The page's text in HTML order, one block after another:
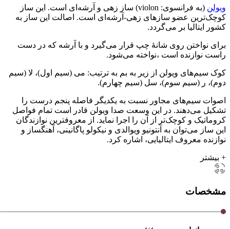
ویولن
(به فرانسوی: violon) ساز زهی و آرشه‌ای است. این ساز
کوچک‌ترین عضو سازهای زهی-آرشه‌ای است. اصالت این ساز به
کشور ایتالیا بر می‌گردد.
برای نواختن روی شانهٔ چپ قرار می‌گیرد و با آرشه که در دست
راست نوازنده است ،نواخته می‌شود.
کوک سیم‌های ویولن از زیر به بم به ترتیب: می (سیم اول)، لا (سیم
دوم)، ر (سیم سوم)، سل (سیم چهارم).
اصوات سیم‌های مجاور نسبت به یکدیگر فاصله پنجم درست را
تشکیل می‌دهند. در این وسعت صدا ویولن قادر است تمام فواصل
کروماتیک و کوچک‌تر از آن را اجرا نماید. از معروفترین نوازندگان
این ساز می‌توان به آنتونیو ویوالدی و نیکولو پاگانینی، آهنگساز و
نوازنده معروف ایتالیایی، اشاره کرد.
+ بیشتر
مشخصات